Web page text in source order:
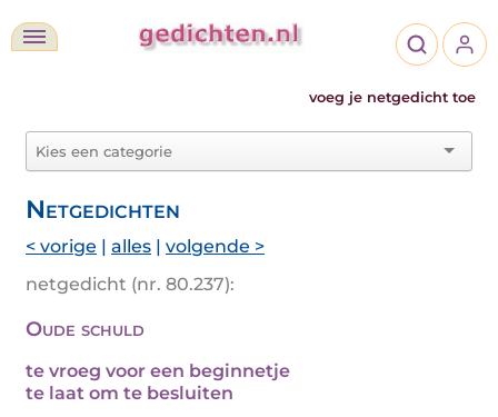
voeg je netgedicht toe
Netgedichten
< vorige | alles | volgende >
netgedicht (nr. 80.237):
Oude schuld
te vroeg voor een beginnetje
te laat om te besluiten